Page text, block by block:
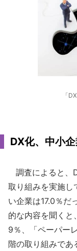
「
DX化、中小
調査によると、
取り組みを実施し
い企業は17.0％だ
的な内容を聞くと
9％、「ペーパー
階の取り組みであ